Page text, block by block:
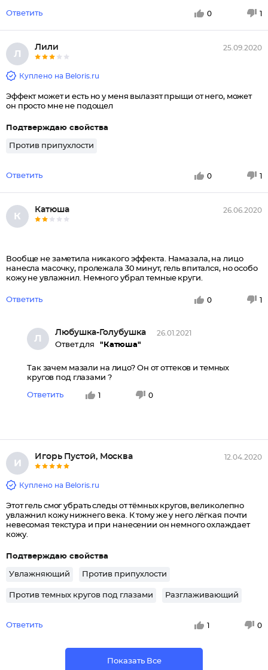
Ответить 0 1
Л
Лили 25.09.2020
Куплено на Beloris.ru
Эффект может и есть но у меня вылазят прыщи от него, может
он просто мне не подощел
Подтверждаю свойства
Против припухлости
Ответить 0 1
К
Катюша 26.06.2020
Вообще не заметила никакого эффекта. Намазала, на лицо
нанесла масочку, пролежала 30 минут, гель впитался, но особо
кожу не увлажнил. Немного убрал темные круги.
Ответить 0 1
Л
Любушка-Голубушка
Ответ для "Катюша"
26.01.2021
Так зачем мазали на лицо? Он от оттеков и темных
кругов под глазами ?
Ответить 1 0
И
Игорь Пустой, Москва 12.04.2020
Куплено на Beloris.ru
Этот гель смог убрать следы от тёмных кругов, великолепно
увлажнил кожу нижнего века. К тому же у него лёгкая почти
невесомая текстура и при нанесении он немного охлаждает
кожу.
Подтверждаю свойства
Увлажняющий Против припухлости
Против темных кругов под глазами Разглаживающий
Ответить 1 0
Показать Все